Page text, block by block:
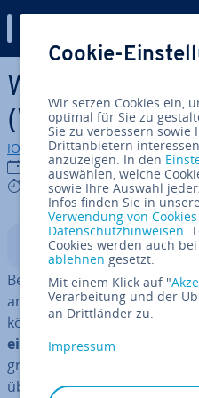
Zum Haupt­in­halt springen
Windows
(WSL)
IONOS Redaktion
28.12.2020
8 mins
In­halts­ver­zeich­nis
Bei Windows und Linux
am häu­figs­ten ein­ge­setz­ten
könnten beide
ein kom­mer­zi­el­les Produkt
größten Software-
über ist Linux als „Free and
Cookie-
Wir setzen Cookies ein,
optimal für Sie zu
Sie zu verbessern
Drittanbietern
anzuzeigen. In den
auswählen, welche
sowie Ihre Auswahl
Infos finden Sie in
Verwendung von Cookies
Datenschutzhinweisen.
Cookies werden auch
ablehnen gesetzt.
Mit einem Klick auf "
Verarbeitung und der
an Drittländer zu.
Impressum